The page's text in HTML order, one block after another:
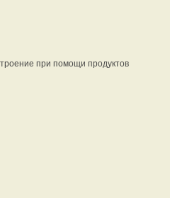
при помощи продуктов